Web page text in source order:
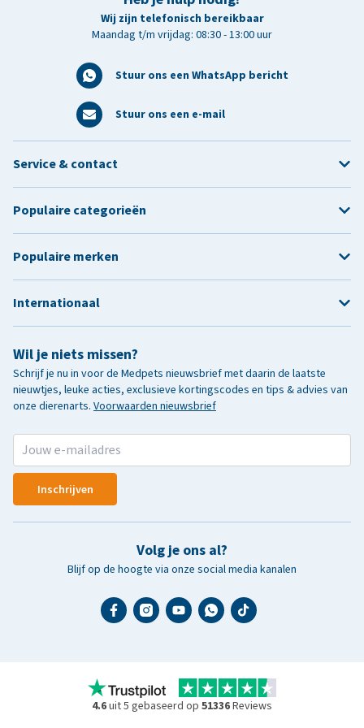
Wij zijn telefonisch bereikbaar
Maandag t/m vrijdag: 08:30 - 13:00 uur
Stuur ons een WhatsApp bericht
Stuur ons een e-mail
Wil je niets missen?
Schrijf je nu in voor de Medpets nieuwsbrief met daarin de laatste
nieuwtjes, leuke acties, exclusieve kortingscodes en tips & advies van
onze dierenarts. Voorwaarden nieuwsbrief
Inschrijven
Volg je ons al?
Blijf op de hoogte via onze social media kanalen
Service & contact
Populaire categorieën
Populaire merken
Internationaal
4.6uit 5 gebaseerd op 51336Reviews